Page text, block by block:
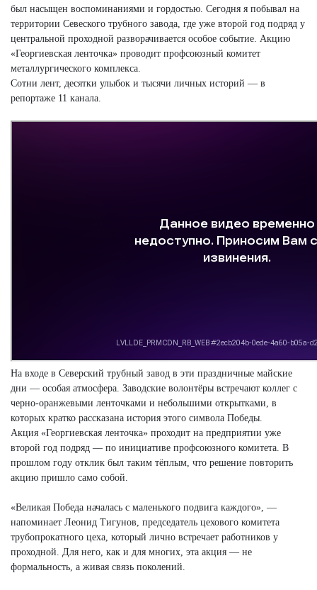
был насыщен воспоминаниями и гордостью. Сегодня я побывал на
территории Севеского трубного завода, где уже второй год подряд у
центральной проходной разворачивается особое событие. Акцию
«Георгиевская ленточка» проводит профсоюзный комитет
металлургического комплекса.
Сотни лент, десятки улыбок и тысячи личных историй — в
репортаже 11 канала.
На входе в Северский трубный завод в эти праздничные майские
дни — особая атмосфера. Заводские волонтёры встречают коллег с
черно-оранжевыми ленточками и небольшими открытками, в
которых кратко рассказана история этого символа Победы.
Акция «Георгиевская ленточка» проходит на предприятии уже
второй год подряд — по инициативе профсоюзного комитета. В
прошлом году отклик был таким тёплым, что решение повторить
акцию пришло само собой.
«Великая Победа началась с маленького подвига каждого», —
напоминает Леонид Тигунов, председатель цехового комитета
трубопрокатного цеха, который лично встречает работников у
проходной. Для него, как и для многих, эта акция — не
формальность, а живая связь поколений.